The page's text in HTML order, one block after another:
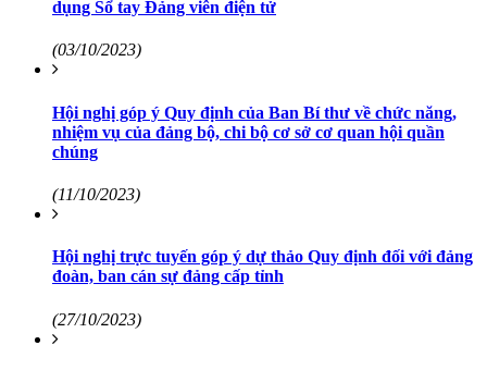
dụng Sổ tay Đảng viên điện tử
(03/10/2023)
Hội nghị góp ý Quy định của Ban Bí thư về chức năng,
nhiệm vụ của đảng bộ, chi bộ cơ sở cơ quan hội quần
chúng
(11/10/2023)
Hội nghị trực tuyến góp ý dự thảo Quy định đối với đảng
đoàn, ban cán sự đảng cấp tỉnh
(27/10/2023)